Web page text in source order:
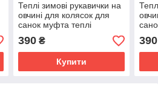
Теплі зимові рукавички на
овчині для колясок для
санок муфта теплі
рукавиці на коляску
390₴
Купити
390